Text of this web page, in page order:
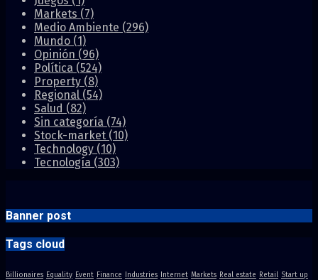
Markets (7)
Medio Ambiente (296)
Mundo (1)
Opinión (96)
Política (524)
Property (8)
Regional (54)
Salud (82)
Sin categoría (74)
Stock-market (10)
Technology (10)
Tecnología (303)
Banner post
Tags cloud
Billionaires Equality Event Finance Industries Internet Markets Real estate Retail Start up